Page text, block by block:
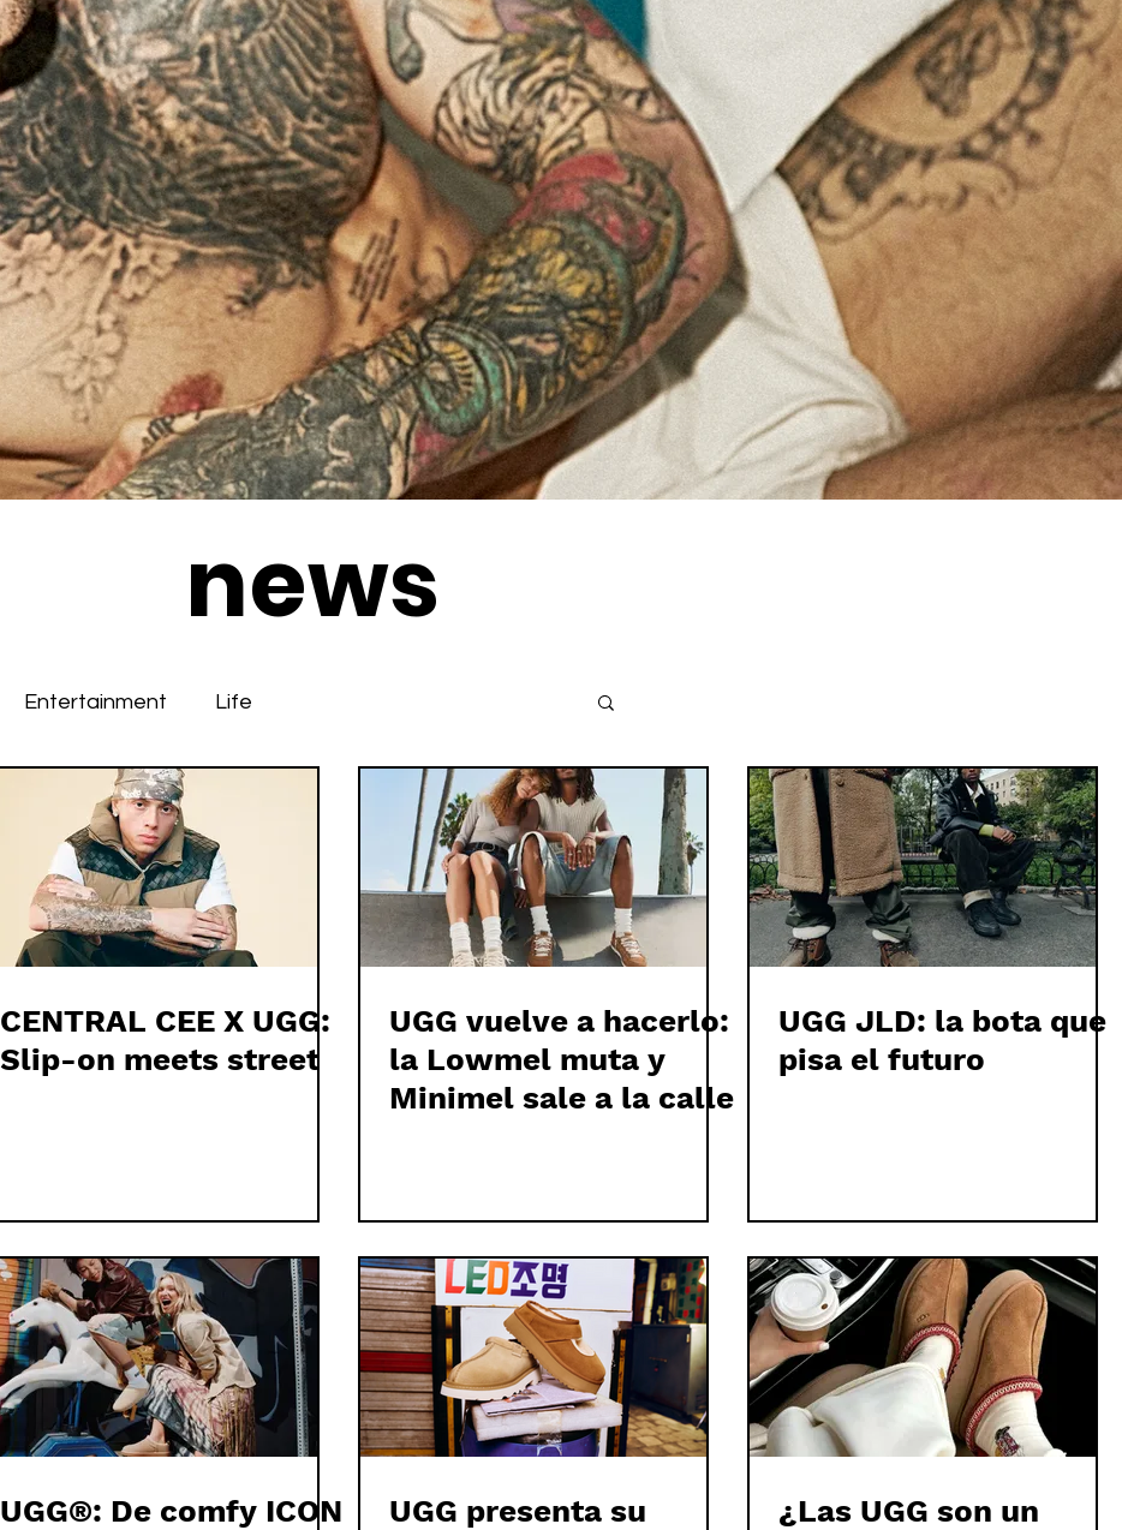
news
Entertainment Life
CENTRAL CEE X UGG:
Slip-on meets street
UGG vuelve a hacerlo:
la Lowmel muta y
Minimel sale a la calle
UGG JLD: la bota que
pisa el futuro
UGG®: De comfy ICON
UGG presenta su
¿Las UGG son un